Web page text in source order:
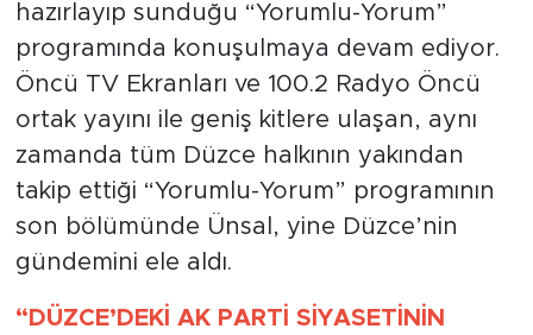
hazırlayıp sunduğu “Yorumlu-Yorum”
programında konuşulmaya devam ediyor.
Öncü TV Ekranları ve 100.2 Radyo Öncü
ortak yayını ile geniş kitlere ulaşan, aynı
zamanda tüm Düzce halkının yakından
takip ettiği “Yorumlu-Yorum” programının
son bölümünde Ünsal, yine Düzce’nin
gündemini ele aldı.
“DÜZCE’DEKİ AK PARTİ SİYASETİNİN